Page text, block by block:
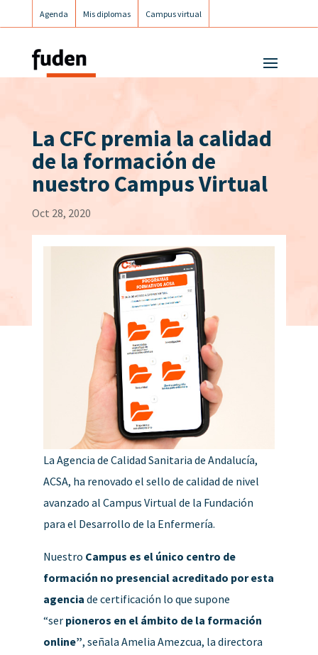
Agenda Mis diplomas Campus virtual
La CFC premia la calidad
de la formación de
nuestro Campus Virtual
Oct 28, 2020
La Agencia de Calidad Sanitaria de Andalucía,
ACSA, ha renovado el sello de calidad de nivel
avanzado al Campus Virtual de la Fundación
para el Desarrollo de la Enfermería.
Nuestro Campus es el único centro de
formación no presencial acreditado por esta
agencia de certificación lo que supone
“ser pioneros en el ámbito de la formación
online”, señala Amelia Amezcua, la directora